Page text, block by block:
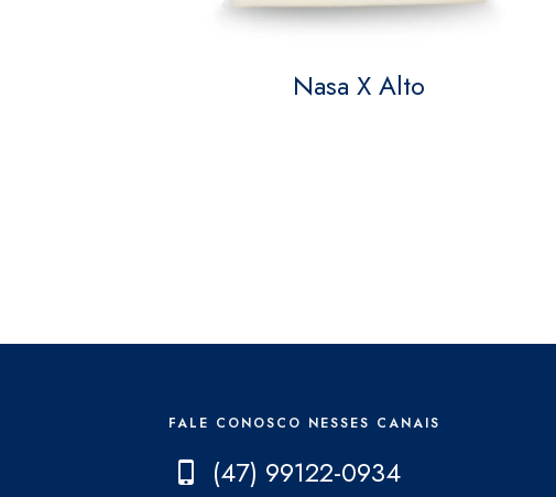
Nasa X Alto
FALE CONOSCO NESSES CANAIS
(47) 99122-0934